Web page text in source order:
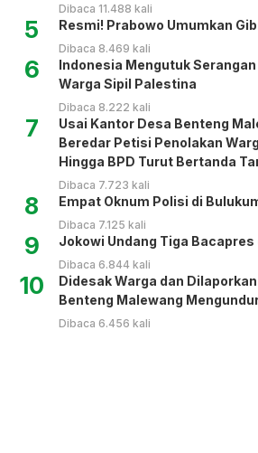
Dibaca 11.488 kali
5 Resmi! Prabowo Umumkan
Dibaca 8.469 kali
6
Indonesia Mengutuk
Warga Sipil Palestina
Dibaca 8.222 kali
7
Usai Kantor Desa Benteng
Beredar Petisi Penolakan
Hingga BPD Turut Bertanda
Dibaca 7.723 kali
8 Empat Oknum Polisi di
Dibaca 7.125 kali
9 Jokowi Undang Tiga
Dibaca 6.844 kali
10
Didesak Warga dan
Benteng Malewang
Dibaca 6.456 kali